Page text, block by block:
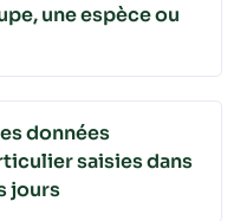
une espèce ou
données
saisies dans
jours